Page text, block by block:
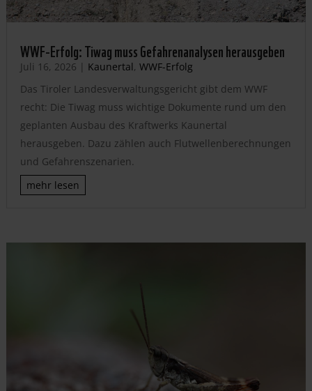
WWF-Erfolg: Tiwag muss Gefahrenanalysen herausgeben
Juli 16, 2026 | Kaunertal, WWF-Erfolg
Das Tiroler Landesverwaltungsgericht gibt dem WWF
recht: Die Tiwag muss wichtige Dokumente rund um den
geplanten Ausbau des Kraftwerks Kaunertal
herausgeben. Dazu zählen auch Flutwellenberechnungen
und Gefahrenszenarien.
mehr lesen